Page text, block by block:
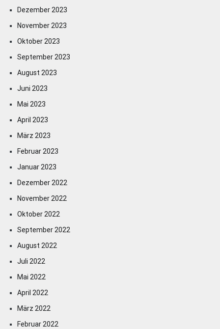
Dezember 2023
November 2023
Oktober 2023
September 2023
August 2023
Juni 2023
Mai 2023
April 2023
März 2023
Februar 2023
Januar 2023
Dezember 2022
November 2022
Oktober 2022
September 2022
August 2022
Juli 2022
Mai 2022
April 2022
März 2022
Februar 2022